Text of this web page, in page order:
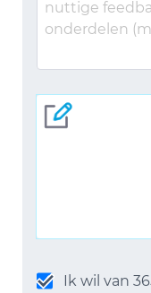
Ik wil van